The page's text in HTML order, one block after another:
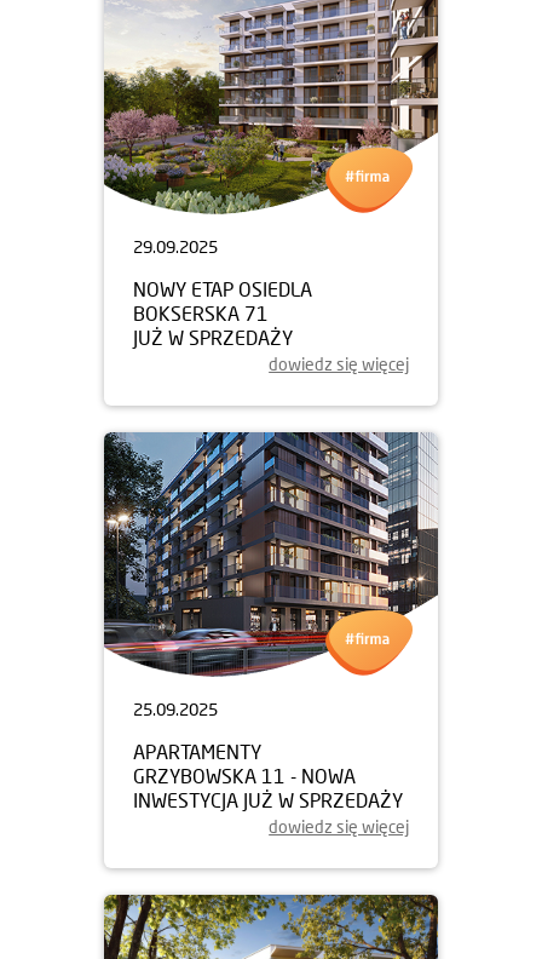
29.09.2025
NOWY ETAP OSIEDLA
BOKSERSKA 71
JUŻ W SPRZEDAŻY
dowiedz się więcej
25.09.2025
APARTAMENTY
GRZYBOWSKA 11 - NOWA
INWESTYCJA JUŻ W SPRZEDAŻY
dowiedz się więcej